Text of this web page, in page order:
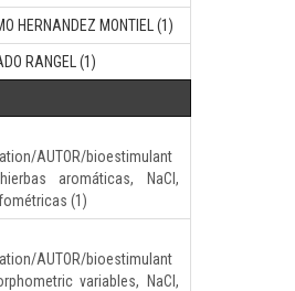
HERNANDEZ MONTIEL (1)
RANGEL (1)
AUTOR/bioestimulant
aromáticas, NaCl,
(1)
AUTOR/bioestimulant
variables, NaCl,